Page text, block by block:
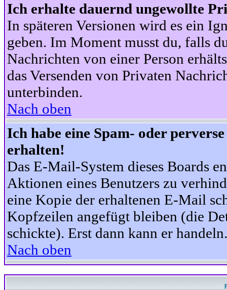
Ich erhalte dauernd ungewollte
In späteren Versionen wird es ein
geben. Im Moment musst du, falls
Nachrichten von einer Person
das Versenden von Privaten
unterbinden.
Nach oben
Ich habe eine Spam- oder
erhalten!
Das E-Mail-System dieses Boards
Aktionen eines Benutzers zu
eine Kopie der erhaltenen E-Mail
Kopfzeilen angefügt bleiben (die
schickte). Erst dann kann er handeln.
Nach oben